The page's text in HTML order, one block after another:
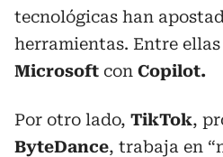
tecnológicas han
herramientas. Entre ellas
Microsoft con Copilot.
Por otro lado, TikTok,
ByteDance, trabaja en